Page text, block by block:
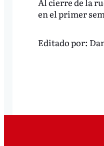
en el primer
Editado por: